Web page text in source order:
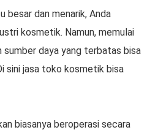
besar dan menarik, Anda
kosmetik. Namun, memulai
sumber daya yang terbatas bisa
sini jasa toko kosmetik bisa
biasanya beroperasi secara